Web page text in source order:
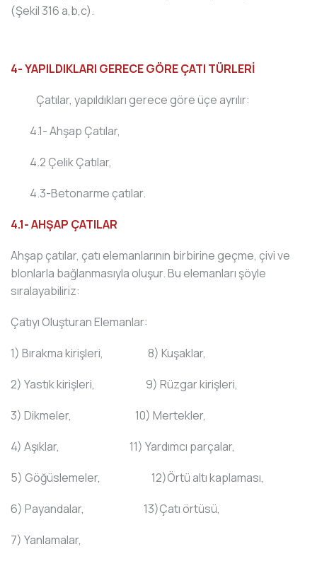
(Şekil 316 a,b,c).
4- YAPILDIKLARI GERECE GÖRE ÇATI TÜRLERİ
Çatılar, yapıldıkları gerece göre üçe ayrılır:
4.1- Ahşap Çatılar,
4.2 Çelik Çatılar,
4.3-Betonarme çatılar.
4.1- AHŞAP ÇATILAR
Ahşap çatılar, çatı elemanlarının birbirine geçme, çivi ve
blonlarla bağlanmasıyla oluşur. Bu elemanları şöyle
sıralayabiliriz:
Çatıyı Oluşturan Elemanlar:
1) Bırakma kirişleri, 8) Kuşaklar,
2) Yastık kirişleri, 9) Rüzgar kirişleri,
3) Dikmeler, 10) Mertekler,
4) Aşıklar, 11) Yardımcı parçalar,
5) Göğüslemeler, 12)Örtü altı kaplaması,
6) Payandalar, 13)Çatı örtüsü,
7) Yanlamalar,